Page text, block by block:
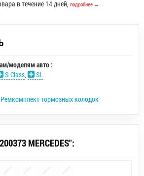
в течение 14 дней, подробнее →
моделям авто :
S-Class,
SL
Ремкомплект тормозных колодок
MERCEDES":